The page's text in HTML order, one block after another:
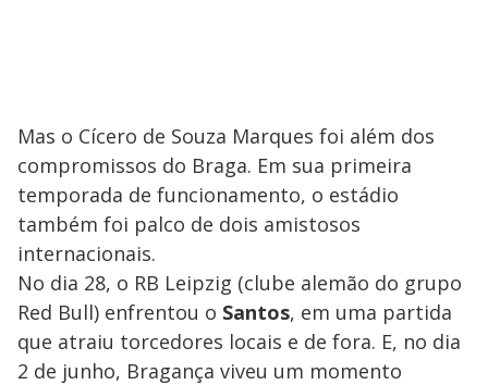
Mas o Cícero de Souza Marques foi além dos
compromissos do Braga. Em sua primeira
temporada de funcionamento, o estádio
também foi palco de dois amistosos
internacionais.
No dia 28, o RB Leipzig (clube alemão do grupo
Red Bull) enfrentou o Santos, em uma partida
que atraiu torcedores locais e de fora. E, no dia
2 de junho, Bragança viveu um momento